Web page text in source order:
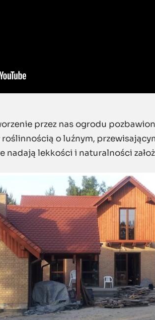
przez nas ogrodu
o luźnym,
nadają lekkości i naturalności